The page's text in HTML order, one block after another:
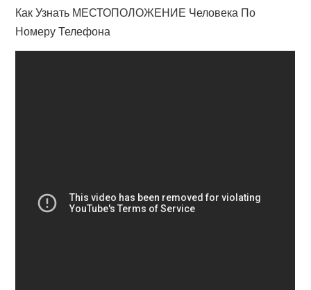
Как Узнать МЕСТОПОЛОЖЕНИЕ Человека По
Номеру Телефона